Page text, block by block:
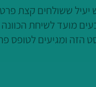
ששולחים קצת
מועד לשיחת
הזה ומגיעים לטופס